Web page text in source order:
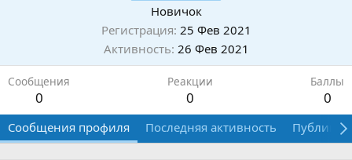
Новичок
Регистрация 25 Фев 2021
Активность 26 Фев 2021
Сообщения
0
Реакции
0
Баллы
0
Сообщения профиля Последняя активность